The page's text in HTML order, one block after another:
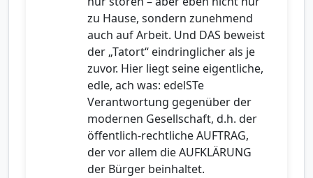
zu Hause, sondern zunehmend
auch auf Arbeit. Und DAS beweist
der „Tatort“ eindringlicher als je
zuvor. Hier liegt seine eigentliche,
edle, ach was: edelSTe
Verantwortung gegenüber der
modernen Gesellschaft, d.h. der
öffentlich-rechtliche AUFTRAG,
der vor allem die AUFKLÄRUNG
der Bürger beinhaltet.